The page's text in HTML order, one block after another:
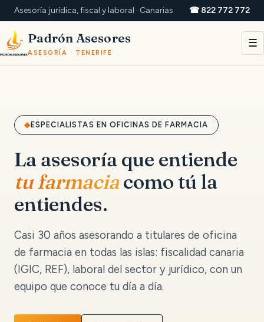
Asesoría jurídica, fiscal y laboral · Canarias ☎ 822 772 772
Padrón Asesores
ASESORÍA · TENERIFE
☰
ESPECIALISTAS EN OFICINAS DE FARMACIA
La asesoría que entiende
tu farmaciacomo tú la
entiendes.
Casi 30 años asesorando a titulares de oficina
de farmacia en todas las islas: fiscalidad canaria
(IGIC, REF), laboral del sector y jurídico, con un
equipo que conoce tu día a día.